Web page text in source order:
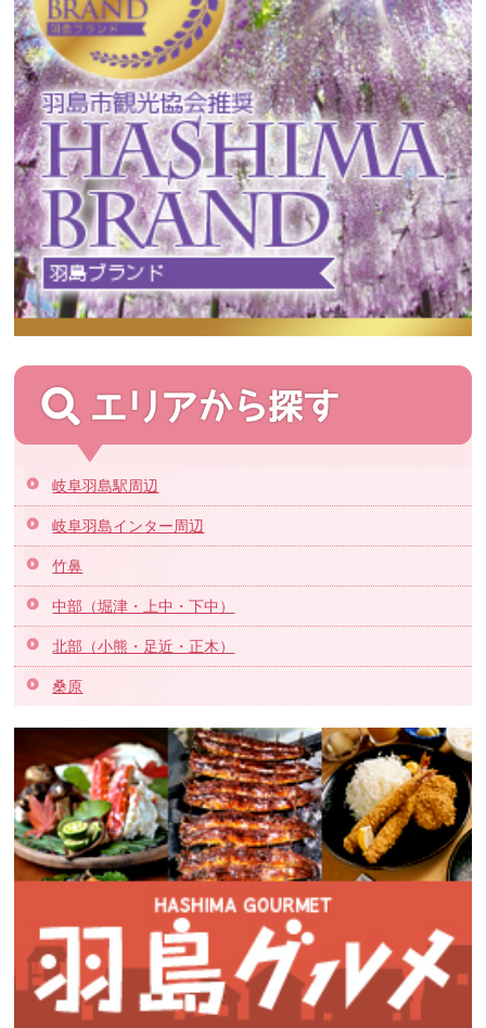
岐阜羽島駅周辺
岐阜羽島インター周辺
竹鼻
中部（堀津・上中・下中）
北部（小熊・足近・正木）
桑原